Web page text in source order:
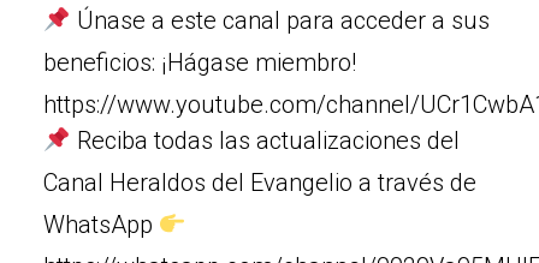
Únase a este canal para acceder a sus
beneficios: ¡Hágase miembro!
https://www.youtube.com/channel/
Reciba todas las actualizaciones del
Canal Heraldos del Evangelio a través de
WhatsApp